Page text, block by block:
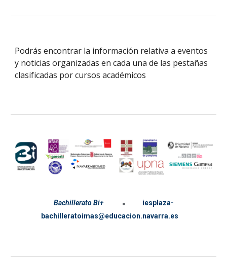
Podrás encontrar la información relativa a eventos
y noticias organizadas en cada una de las pestañas
clasificadas por cursos académicos
Bachillerato Bi+ .
iesplaza-
bachilleratoimas@educacion.navarra.es